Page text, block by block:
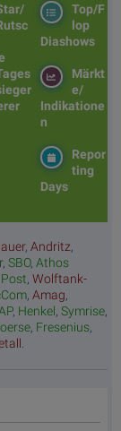
Top/F
lop
Diashows
Märkt
e/
Indikatione
n
Repor
ting
Days
, Andritz,
, SBO, Athos
, Wolftank-
, Amag,
, Henkel, Symrise,
, Fresenius,